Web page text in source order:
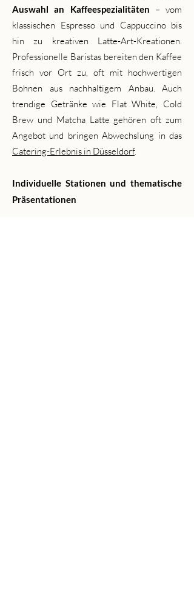
Auswahl an Kaffeespezialitäten – vom
klassischen Espresso und Cappuccino bis
hin zu kreativen Latte-Art-Kreationen.
Professionelle Baristas bereiten den Kaffee
frisch vor Ort zu, oft mit hochwertigen
Bohnen aus nachhaltigem Anbau. Auch
trendige Getränke wie Flat White, Cold
Brew und Matcha Latte gehören oft zum
Angebot und bringen Abwechslung in das
Catering-Erlebnis in Düsseldorf.
Individuelle Stationen und thematische
Präsentationen